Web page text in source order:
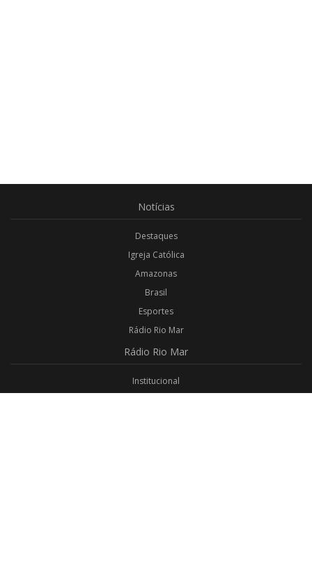
Notícias
Destaques
Igreja Católica
Amazonas
Brasil
Esportes
Rádio Rio Mar
Rádio Rio Mar
Institucional